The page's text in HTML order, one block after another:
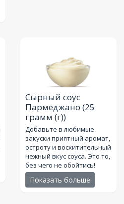
Сырный соус
Пармеджано (25
грамм (г))
Добавьте в любимые
закуски приятный аромат,
остроту и восхитительный
нежный вкус соуса. Это то,
без чего не обойтись!
Показать больше